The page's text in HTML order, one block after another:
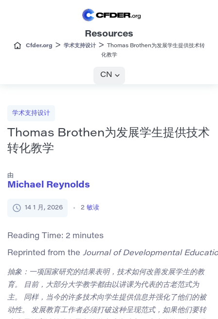
Resources
Cfder.org > 学术支持设计>
Thomas Brothen为发展学生提供技术转
化教学
CN
学术支持设计
Thomas Brothen为发展学生提供技术
转化教学
由
Michael Reynolds
14 1 月, 2026 2 敏读
Reading Time: 2 minutes
Reprinted from the Journal of Developmental
抽象：一项国家研究的结果表明，技术如何改善发展学生的教
育。 目前，大部分大学教学都由以讲课为代表的古老范式为
主。 同样，当今的许多技术向学生提供信息并强化了他们的被
动性。 发展教育工作者必须打破这种呈现范式，如果他们要转